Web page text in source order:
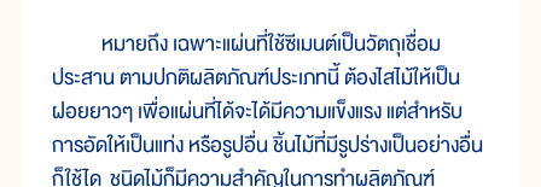
หมายถึง เฉพาะแผ่นที่ใช้ซีเมนต์เป็นวัตถุเชื่อม
ประสาน ตามปกติผลิตภัณฑ์ประเภทนี้ ต้องไสไม้ให้เป็น
ฝอยยาวๆ เพื่อแผ่นที่ได้จะได้มีความแข็งแรง แต่สำหรับ
การอัดให้เป็นแท่ง หรือรูปอื่น ชิ้นไม้ที่มีรูปร่างเป็นอย่างอื่น
ก็ใช้ได ชนิดไม้ก็มีความสำคัญในการทำผลิตภัณฑ์